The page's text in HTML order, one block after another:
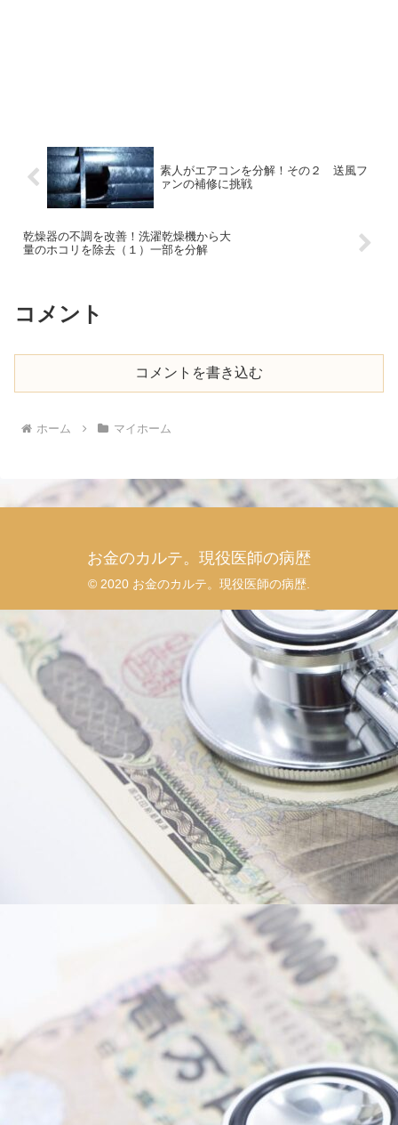
素人がエアコンを分解！その２ 送風フ
ァンの補修に挑戦
乾燥器の不調を改善！洗濯乾燥機から大
量のホコリを除去（１）一部を分解
コメント
コメントを書き込む
ホーム マイホーム
お金のカルテ。現役医師の病歴
© 2020 お金のカルテ。現役医師の病歴.